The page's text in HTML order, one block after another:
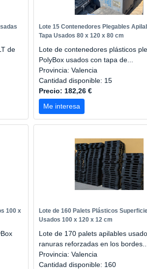
de
Lote 15 Contenedores Plegables
Tapa Usados 80 x 120 x 80 cm
Lote de contenedores plásticos
PolyBox usados con tapa de...
Provincia: Valencia
Cantidad disponible: 15
Precio: 182,26 €
Me interesa
100 x
Lote de 160 Palets Plásticos
Usados 100 x 120 x 12 cm
Lote de 170 palets apilables
ranuras reforzadas en los bordes...
Provincia: Valencia
Cantidad disponible: 160